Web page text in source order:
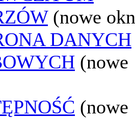
(nowe
DANYCH
(nowe
(nowe